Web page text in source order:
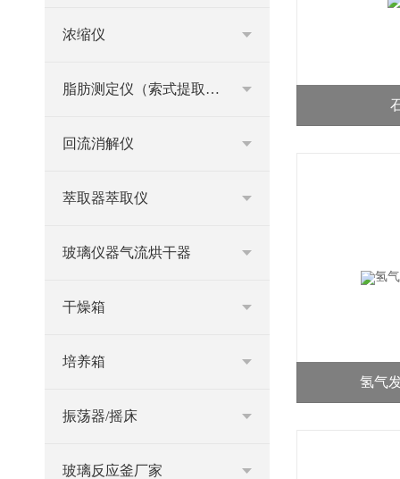
浓缩仪
脂肪测定仪（索式提取器）
回流消解仪
萃取器萃取仪
玻璃仪器气流烘干器
干燥箱
培养箱
振荡器/摇床
玻璃反应釜厂家
氢气